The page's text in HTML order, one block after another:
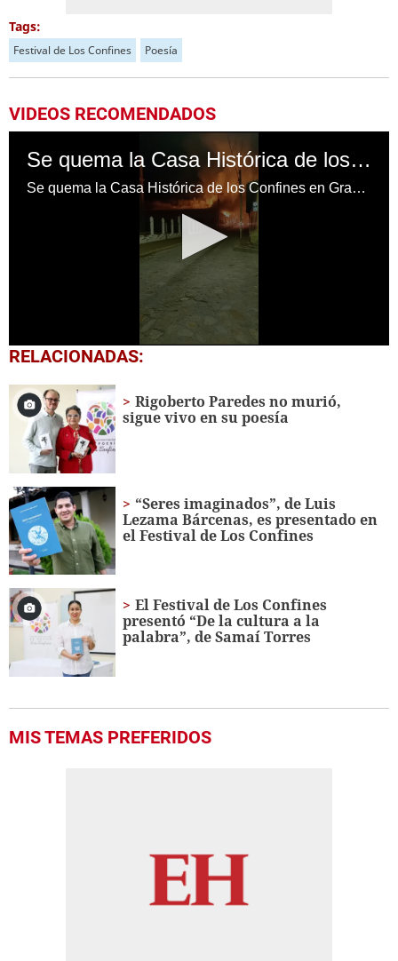
Tags:
Festival de Los Confines Poesía
VIDEOS RECOMENDADOS
Se quema la Casa Histórica de los Confines en Gracias, Lempira
Se quema la Casa Histórica de los Confines en Gracias, Lempira
0
seconds
15
seconds
RELACIONADAS:
Rigoberto Paredes no murió,
sigue vivo en su poesía
“Seres imaginados”, de Luis
Lezama Bárcenas, es presentado en
el Festival de Los Confines
El Festival de Los Confines
presentó “De la cultura a la
palabra”, de Samaí Torres
MIS TEMAS PREFERIDOS